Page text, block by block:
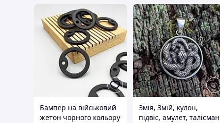
Бампер на військовий
жетон чорного кольору
Змія, Змій, кулон,
підвіс, амулет, талісман